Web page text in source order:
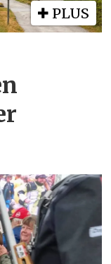
PLUS